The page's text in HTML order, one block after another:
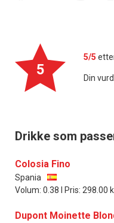
5
5/5
Din
Drikke som
Colosia Fino
Spania
Volum: 0.38 l Pris: 298.00
Dupont Moinette